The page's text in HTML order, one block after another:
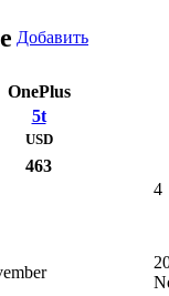
Добавить
OnePlus
5t
USD
463
4